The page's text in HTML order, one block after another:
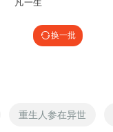
凡一生
换一批
重生人参在异世